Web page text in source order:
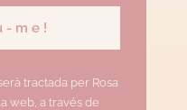
tractada per Rosa
web, a través de